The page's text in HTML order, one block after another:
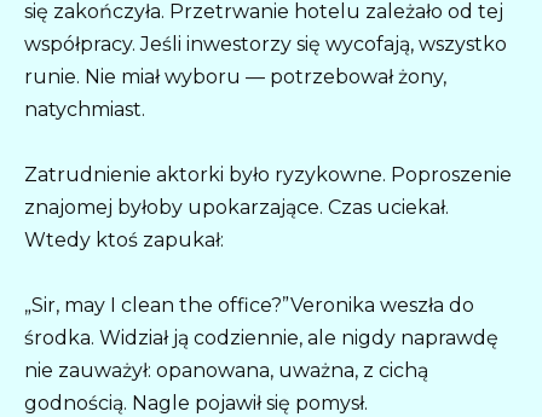
się zakończyła. Przetrwanie hotelu zależało od tej
współpracy. Jeśli inwestorzy się wycofają, wszystko
runie. Nie miał wyboru — potrzebował żony,
natychmiast.
Zatrudnienie aktorki było ryzykowne. Poproszenie
znajomej byłoby upokarzające. Czas uciekał.
Wtedy ktoś zapukał:
„Sir, may I clean the office?”Veronika weszła do
środka. Widział ją codziennie, ale nigdy naprawdę
nie zauważył: opanowana, uważna, z cichą
godnością. Nagle pojawił się pomysł.